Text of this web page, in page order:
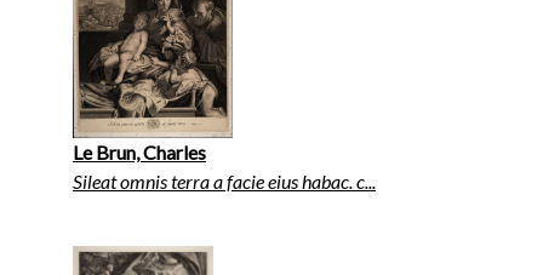
Le Brun, Charles
Sileat omnis terra a facie eius habac. c...